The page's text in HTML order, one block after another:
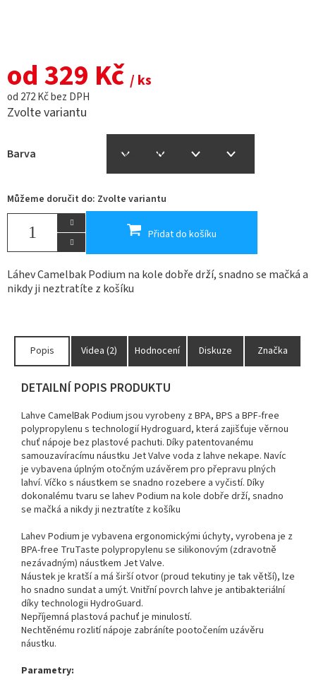
od329 Kč / ks
od 272 Kčbez DPH
Zvolte variantu
Barva
Můžeme doručit do: Zvolte variantu
Přidat do košíku
Láhev Camelbak Podium na kole dobře drží, snadno se mačká a
nikdy ji neztratíte z košíku
Popis Videa (2) Hodnocení Diskuze Značka
DETAILNÍ POPIS PRODUKTU
Lahve CamelBak Podium jsou vyrobeny z BPA, BPS a BPF-free
polypropylenu s technologií Hydroguard, která zajišťuje věrnou
chuť nápoje bez plastové pachuti. Díky patentovanému
samouzavíracímu náustku Jet Valve voda z lahve nekape. Navíc
je vybavena úplným otočným uzávěrem pro přepravu plných
lahví. Víčko s náustkem se snadno rozebere a vyčistí. Díky
dokonalému tvaru se lahev Podium na kole dobře drží, snadno
se mačká a nikdy ji neztratíte z košíku
Lahev Podium je vybavena ergonomickými úchyty, vyrobena je z
BPA-free TruTaste polypropylenu se silikonovým (zdravotně
nezávadným) náustkem Jet Valve.
Náustek je kratší a má širší otvor (proud tekutiny je tak větší), lze
ho snadno sundat a umýt. Vnitřní povrch lahve je antibakteriální
díky technologii HydroGuard.
Nepříjemná plastová pachuť je minulostí.
Nechtěnému rozlití nápoje zabráníte pootočením uzávěru
náustku.
Parametry: